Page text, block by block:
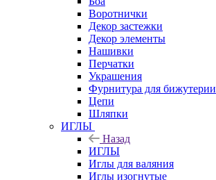
Воротнички
Декор застежки
Декор элементы
Нашивки
Перчатки
Украшения
Фурнитура для бижутерии
Цепи
Шляпки
ИГЛЫ
Назад
ИГЛЫ
Иглы для валяния
Иглы изогнутые